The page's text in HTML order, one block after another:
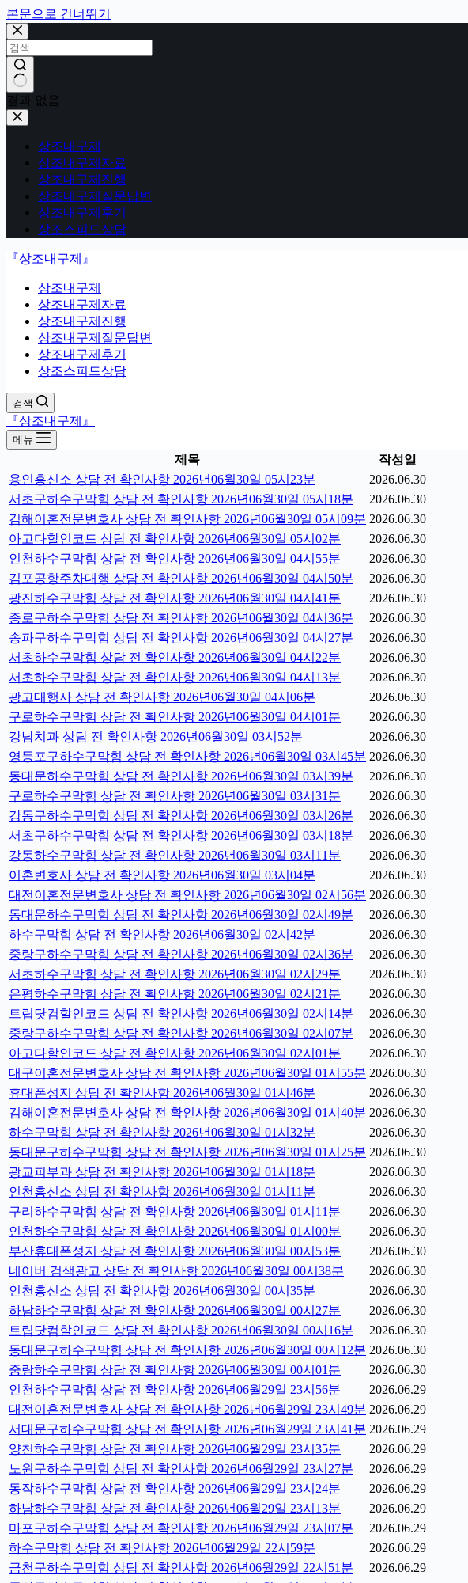
본문으로 건너뛰기
결과 없음
상조내구제
상조내구제자료
상조내구제진행
상조내구제질문답변
상조내구제후기
상조스피드상담
『상조내구제』
상조내구제
상조내구제자료
상조내구제진행
상조내구제질문답변
상조내구제후기
상조스피드상담
검색
『상조내구제』
메뉴
제목
작성일
용인흥신소 상담 전 확인사항 2026년06월30일 05시23분
2026.06.30
서초구하수구막힘 상담 전 확인사항 2026년06월30일 05시18분
2026.06.30
김해이혼전문변호사 상담 전 확인사항 2026년06월30일 05시09분 2026.06.30
아고다할인코드 상담 전 확인사항 2026년06월30일 05시02분
2026.06.30
인천하수구막힘 상담 전 확인사항 2026년06월30일 04시55분
2026.06.30
김포공항주차대행 상담 전 확인사항 2026년06월30일 04시50분
2026.06.30
광진하수구막힘 상담 전 확인사항 2026년06월30일 04시41분
2026.06.30
종로구하수구막힘 상담 전 확인사항 2026년06월30일 04시36분
2026.06.30
송파구하수구막힘 상담 전 확인사항 2026년06월30일 04시27분
2026.06.30
서초하수구막힘 상담 전 확인사항 2026년06월30일 04시22분
2026.06.30
서초하수구막힘 상담 전 확인사항 2026년06월30일 04시13분
2026.06.30
광고대행사 상담 전 확인사항 2026년06월30일 04시06분
2026.06.30
구로하수구막힘 상담 전 확인사항 2026년06월30일 04시01분
2026.06.30
강남치과 상담 전 확인사항 2026년06월30일 03시52분
2026.06.30
영등포구하수구막힘 상담 전 확인사항 2026년06월30일 03시45분 2026.06.30
동대문하수구막힘 상담 전 확인사항 2026년06월30일 03시39분
2026.06.30
구로하수구막힘 상담 전 확인사항 2026년06월30일 03시31분
2026.06.30
강동구하수구막힘 상담 전 확인사항 2026년06월30일 03시26분
2026.06.30
서초구하수구막힘 상담 전 확인사항 2026년06월30일 03시18분
2026.06.30
강동하수구막힘 상담 전 확인사항 2026년06월30일 03시11분
2026.06.30
이혼변호사 상담 전 확인사항 2026년06월30일 03시04분
2026.06.30
대전이혼전문변호사 상담 전 확인사항 2026년06월30일 02시56분 2026.06.30
동대문하수구막힘 상담 전 확인사항 2026년06월30일 02시49분
2026.06.30
하수구막힘 상담 전 확인사항 2026년06월30일 02시42분
2026.06.30
중랑구하수구막힘 상담 전 확인사항 2026년06월30일 02시36분
2026.06.30
서초하수구막힘 상담 전 확인사항 2026년06월30일 02시29분
2026.06.30
은평하수구막힘 상담 전 확인사항 2026년06월30일 02시21분
2026.06.30
트립닷컴할인코드 상담 전 확인사항 2026년06월30일 02시14분
2026.06.30
중랑구하수구막힘 상담 전 확인사항 2026년06월30일 02시07분
2026.06.30
아고다할인코드 상담 전 확인사항 2026년06월30일 02시01분
2026.06.30
대구이혼전문변호사 상담 전 확인사항 2026년06월30일 01시55분 2026.06.30
휴대폰성지 상담 전 확인사항 2026년06월30일 01시46분
2026.06.30
김해이혼전문변호사 상담 전 확인사항 2026년06월30일 01시40분 2026.06.30
하수구막힘 상담 전 확인사항 2026년06월30일 01시32분
2026.06.30
동대문구하수구막힘 상담 전 확인사항 2026년06월30일 01시25분 2026.06.30
광교피부과 상담 전 확인사항 2026년06월30일 01시18분
2026.06.30
인천흥신소 상담 전 확인사항 2026년06월30일 01시11분
2026.06.30
구리하수구막힘 상담 전 확인사항 2026년06월30일 01시11분
2026.06.30
인천하수구막힘 상담 전 확인사항 2026년06월30일 01시00분
2026.06.30
부산휴대폰성지 상담 전 확인사항 2026년06월30일 00시53분
2026.06.30
네이버 검색광고 상담 전 확인사항 2026년06월30일 00시38분
2026.06.30
인천흥신소 상담 전 확인사항 2026년06월30일 00시35분
2026.06.30
하남하수구막힘 상담 전 확인사항 2026년06월30일 00시27분
2026.06.30
트립닷컴할인코드 상담 전 확인사항 2026년06월30일 00시16분
2026.06.30
동대문구하수구막힘 상담 전 확인사항 2026년06월30일 00시12분 2026.06.30
중랑하수구막힘 상담 전 확인사항 2026년06월30일 00시01분
2026.06.30
인천하수구막힘 상담 전 확인사항 2026년06월29일 23시56분
2026.06.29
대전이혼전문변호사 상담 전 확인사항 2026년06월29일 23시49분 2026.06.29
서대문구하수구막힘 상담 전 확인사항 2026년06월29일 23시41분 2026.06.29
양천하수구막힘 상담 전 확인사항 2026년06월29일 23시35분
2026.06.29
노원구하수구막힘 상담 전 확인사항 2026년06월29일 23시27분
2026.06.29
동작하수구막힘 상담 전 확인사항 2026년06월29일 23시24분
2026.06.29
하남하수구막힘 상담 전 확인사항 2026년06월29일 23시13분
2026.06.29
마포구하수구막힘 상담 전 확인사항 2026년06월29일 23시07분
2026.06.29
하수구막힘 상담 전 확인사항 2026년06월29일 22시59분
2026.06.29
금천구하수구막힘 상담 전 확인사항 2026년06월29일 22시51분
2026.06.29